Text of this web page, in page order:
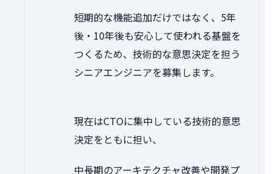
短期的な機能追加だけではなく、5年
後・10年後も安心して使われる基盤を
つくるため、技術的な意思決定を担う
シニアエンジニアを募集します。
現在はCTOに集中している技術的意思
決定をともに担い、
中長期のアーキテクチャ改善や開発プ